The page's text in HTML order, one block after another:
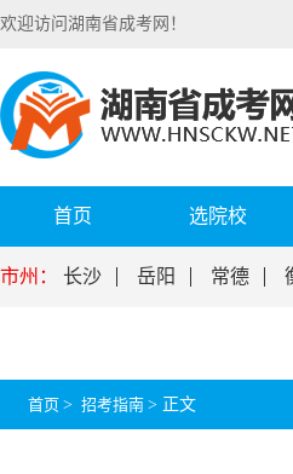
欢迎访问湖南省成考网！
首页 选院校
市州： 长沙 岳阳 常德
首页 > 招考指南 > 正文